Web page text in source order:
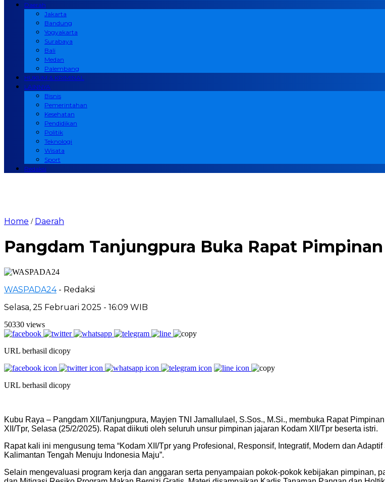
Daerah
Jakarta
Bandung
Yogyakarta
Surabaya
Bali
Medan
Palembang
HUKUM & KRIMINAL
LAINNYA
Bisnis
Pemerintahan
Kesehatan
Pendidikan
Politik
Teknologi
Wisata
Sport
Redaksi
Home / Daerah
Pangdam Tanjungpura Buka Rapat
WASPADA24 - Redaksi
Selasa, 25 Februari 2025 - 16:09 WIB
50330 views
URL berhasil dicopy
URL berhasil dicopy
Kubu Raya – Pangdam XII/Tanjungpura, Mayjen TNI Jamallulael, S.Sos., M.Si., membuka Rapat
XII/Tpr, Selasa (25/2/2025). Rapat diikuti oleh seluruh unsur pimpinan jajaran Kodam XII/Tpr beserta istri.
Rapat kali ini mengusung tema “Kodam XII/Tpr yang Profesional, Responsif, Integratif, Modern dan
Kalimantan Tengah Menuju Indonesia Maju”.
Selain mengevaluasi program kerja dan anggaran serta penyampaian pokok-pokok kebijakan pimpinan,